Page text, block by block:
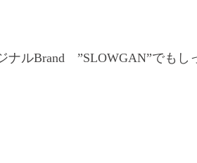
ナルBrand ”SLOWGAN”でもし